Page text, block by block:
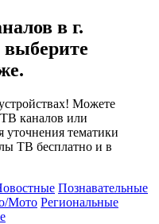
в г.
выберите
Можете
каналов или
уточнения тематики
ТВ бесплатно и в
Познавательные
Мото Региональные